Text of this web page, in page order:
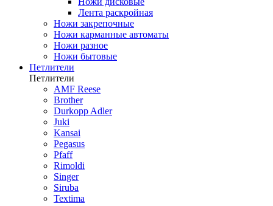
Лента раскройная
Ножи закрепочные
Ножи карманные автоматы
Ножи разное
Ножи бытовые
Петлители
Петлители
AMF Reese
Brother
Durkopp Adler
Juki
Kansai
Pegasus
Pfaff
Rimoldi
Singer
Siruba
Textima